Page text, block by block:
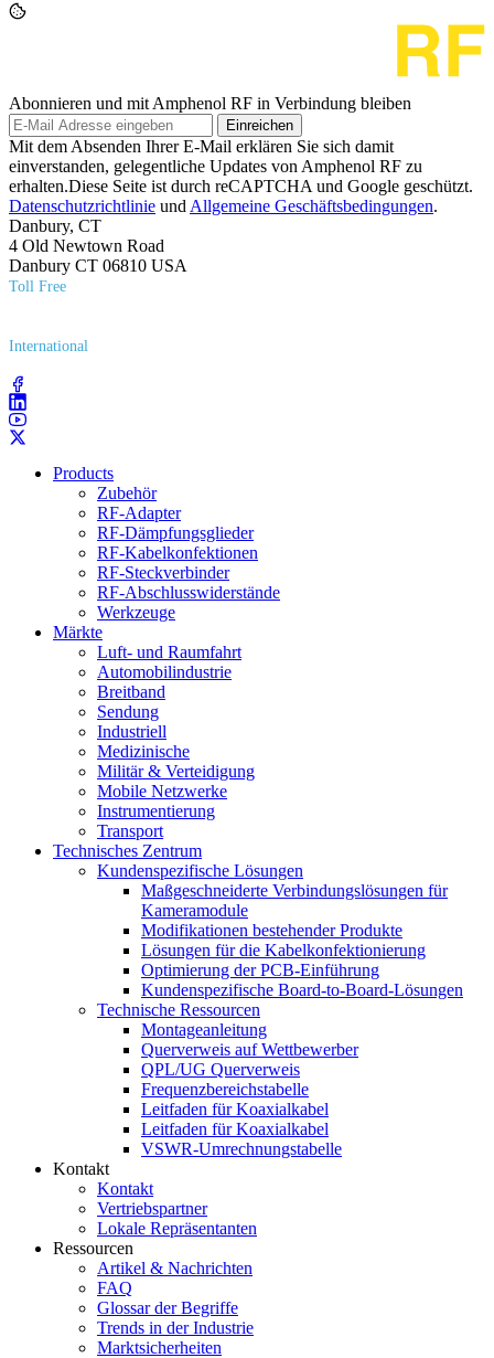
Abonnieren und mit Amphenol RF in Verbindung bleiben
Einreichen
Mit dem Absenden Ihrer E-Mail erklären Sie sich damit
einverstanden, gelegentliche Updates von Amphenol RF zu
erhalten.Diese Seite ist durch reCAPTCHA und Google geschützt.
Datenschutzrichtlinie und Allgemeine Geschäftsbedingungen.
Danbury, CT
4 Old Newtown Road
Danbury CT 06810 USA
Toll Free
International
Products
Zubehör
RF-Adapter
RF-Dämpfungsglieder
RF-Kabelkonfektionen
RF-Steckverbinder
RF-Abschlusswiderstände
Werkzeuge
Märkte
Luft- und Raumfahrt
Automobilindustrie
Breitband
Sendung
Industriell
Medizinische
Militär & Verteidigung
Mobile Netzwerke
Instrumentierung
Transport
Technisches Zentrum
Kundenspezifische Lösungen
Maßgeschneiderte Verbindungslösungen für
Kameramodule
Modifikationen bestehender Produkte
Lösungen für die Kabelkonfektionierung
Optimierung der PCB-Einführung
Kundenspezifische Board-to-Board-Lösungen
Technische Ressourcen
Montageanleitung
Querverweis auf Wettbewerber
QPL/UG Querverweis
Frequenzbereichstabelle
Leitfaden für Koaxialkabel
Leitfaden für Koaxialkabel
VSWR-Umrechnungstabelle
Kontakt
Kontakt
Vertriebspartner
Lokale Repräsentanten
Ressourcen
Artikel & Nachrichten
FAQ
Glossar der Begriffe
Trends in der Industrie
Marktsicherheiten